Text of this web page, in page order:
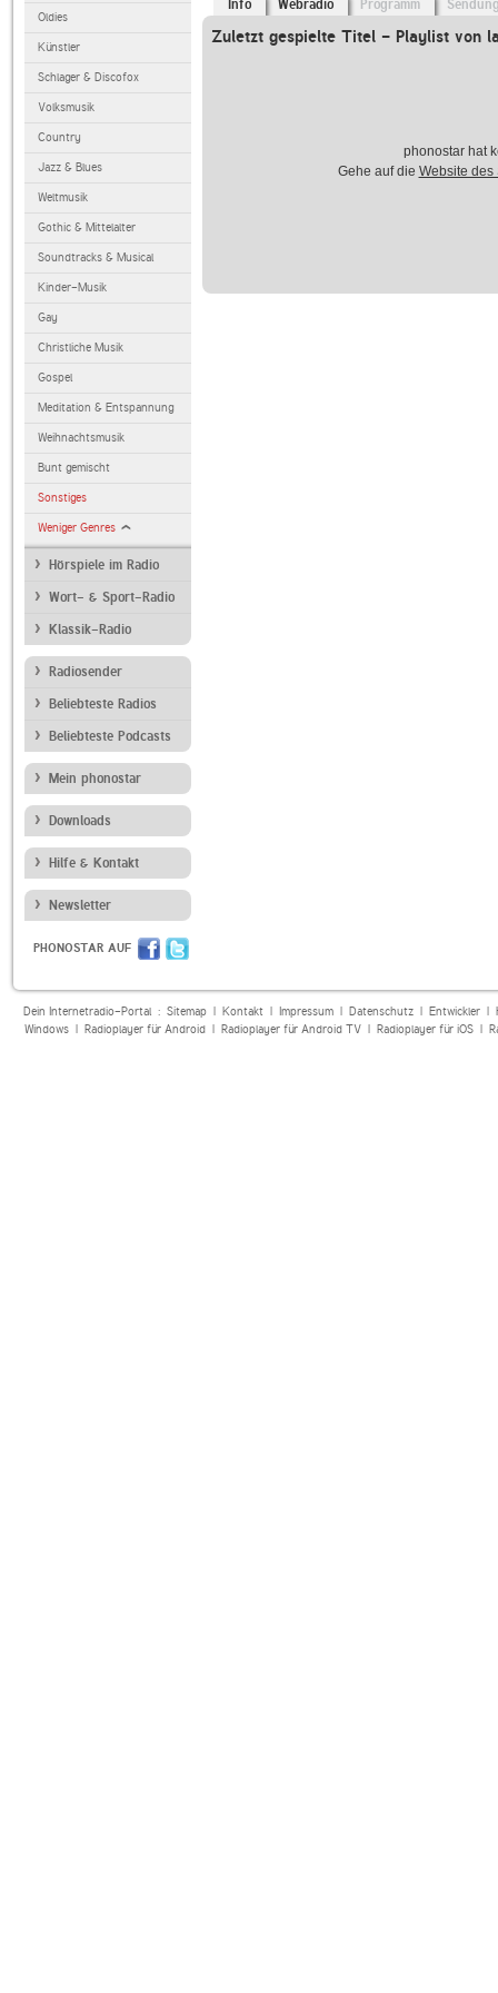
Oldies
Künstler
Schlager & Discofox
Volksmusik
Country
Jazz & Blues
Weltmusik
Gothic & Mittelalter
Soundtracks & Musical
Kinder-Musik
Gay
Christliche Musik
Gospel
Meditation & Entspannung
Weihnachtsmusik
Bunt gemischt
Sonstiges
Weniger Genres
Hörspiele im Radio
Wort- & Sport-Radio
Klassik-Radio
Radiosender
Beliebteste Radios
Beliebteste Podcasts
Mein phonostar
Downloads
Hilfe & Kontakt
Newsletter
PHONOSTAR AUF
Info Webradio Programm
Zuletzt gespielte Titel - Playlist von
phonostar hat
Gehe auf die Website des
Dein Internetradio-Portal : Sitemap| Kontakt| Impressum| Datenschutz| Entwickler|
Windows| Radioplayer für Android| Radioplayer für Android TV| Radioplayer für iOS|